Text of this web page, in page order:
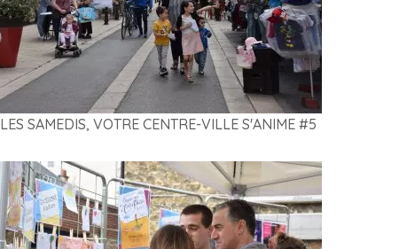
LES SAMEDIS, VOTRE CENTRE-VILLE S'ANIME #5